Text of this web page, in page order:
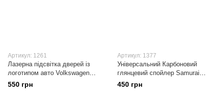
Артикул: 1261
Лазерна підсвітка дверей із
логотипом авто Volkswagen
Фольксваген. Проєктор
логотипа під машину комплект
550 грн
Артикул: 1377
Універсальний Карбоновий
глянцевий спойлер Samurai
Performanc довжина 1,5 м. для
авто Скотч 3М, тюнінг, стайлінг
450 грн